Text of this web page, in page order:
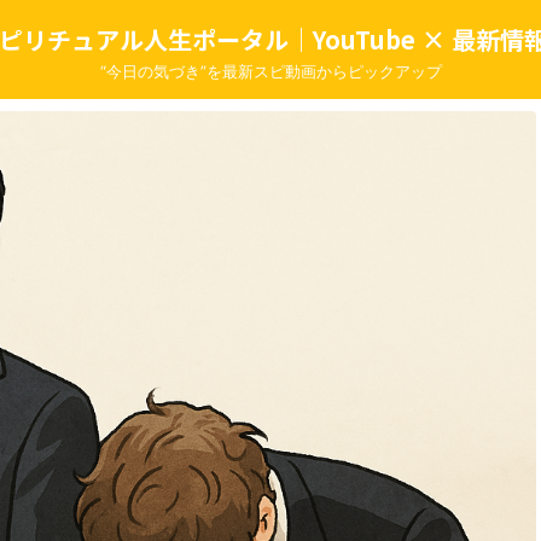
リチュアル人生ポータル｜YouTube × 最新情
“今日の気づき”を最新スピ動画からピックアップ